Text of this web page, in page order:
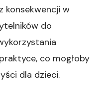
konsekwencji w
do
co mogłoby
dla dzieci.